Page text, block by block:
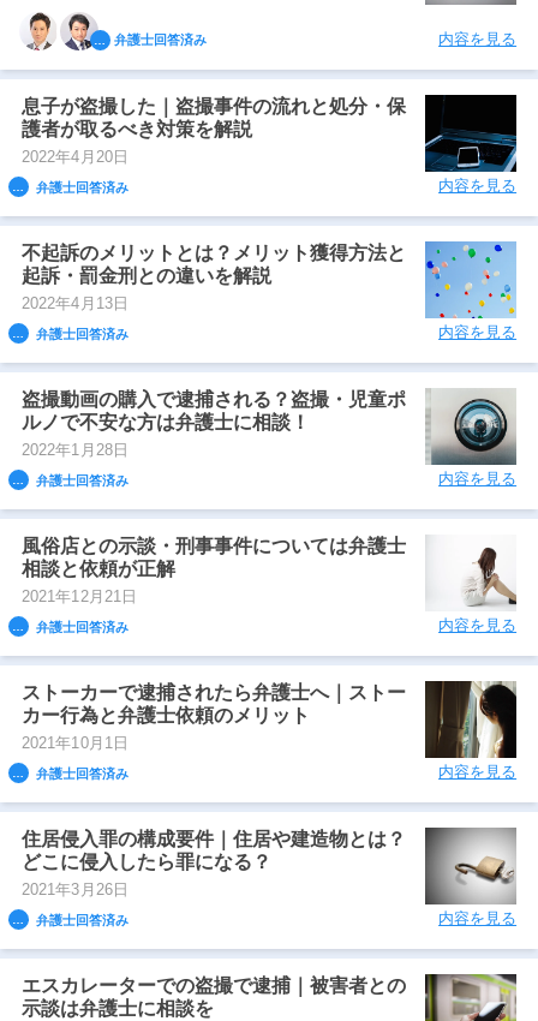
弁護士回答済み 内容を見る
息子が盗撮した｜盗撮事件の流れと処分・保
護者が取るべき対策を解説
2022年4月20日
弁護士回答済み 内容を見る
不起訴のメリットとは？メリット獲得方法と
起訴・罰金刑との違いを解説
2022年4月13日
弁護士回答済み 内容を見る
盗撮動画の購入で逮捕される？盗撮・児童ポ
ルノで不安な方は弁護士に相談！
2022年1月28日
弁護士回答済み 内容を見る
風俗店との示談・刑事事件については弁護士
相談と依頼が正解
2021年12月21日
弁護士回答済み 内容を見る
ストーカーで逮捕されたら弁護士へ｜ストー
カー行為と弁護士依頼のメリット
2021年10月1日
弁護士回答済み 内容を見る
住居侵入罪の構成要件｜住居や建造物とは？
どこに侵入したら罪になる？
2021年3月26日
弁護士回答済み 内容を見る
エスカレーターでの盗撮で逮捕｜被害者との
示談は弁護士に相談を